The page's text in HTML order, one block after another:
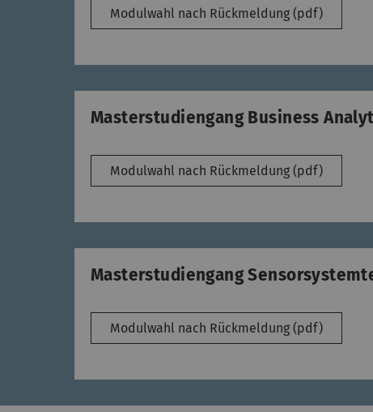
Modulwahl nach Rückmeldung (pdf)
Masterstudiengang Business
Modulwahl nach Rückmeldung (pdf)
Masterstudiengang
Modulwahl nach Rückmeldung (pdf)